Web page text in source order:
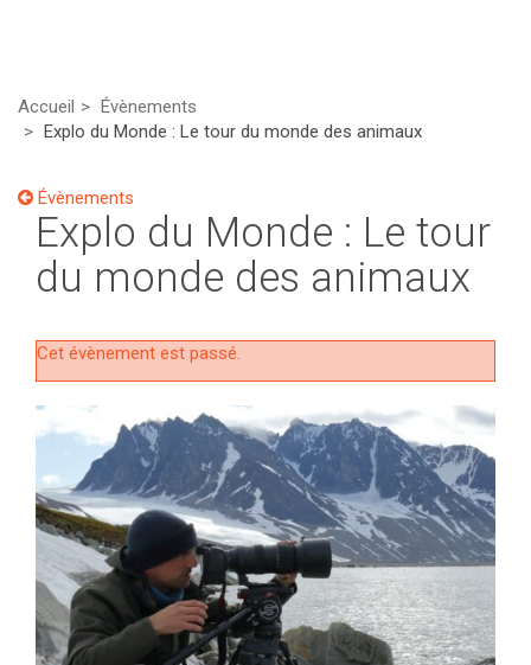
Accueil
Évènements
Explo du Monde : Le tour du monde des animaux
Évènements
Explo du Monde : Le tour
du monde des animaux
Cet évènement est passé.